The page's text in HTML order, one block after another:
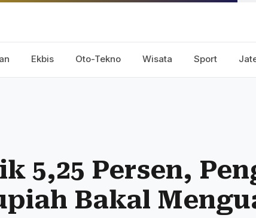
Ekbis Oto-Tekno Wisata Sport
5,25 Persen,
Bakal